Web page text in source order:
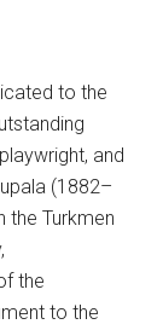
to the
and
(1882–
the Turkmen
the
to the